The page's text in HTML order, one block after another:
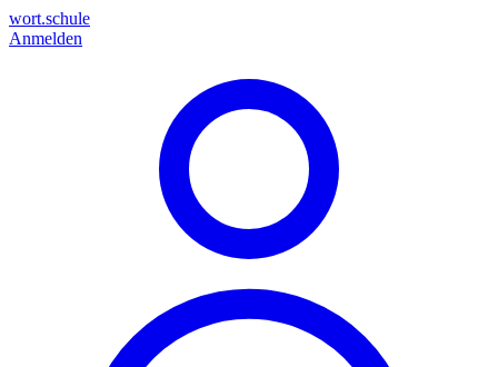
wort.schule
Anmelden